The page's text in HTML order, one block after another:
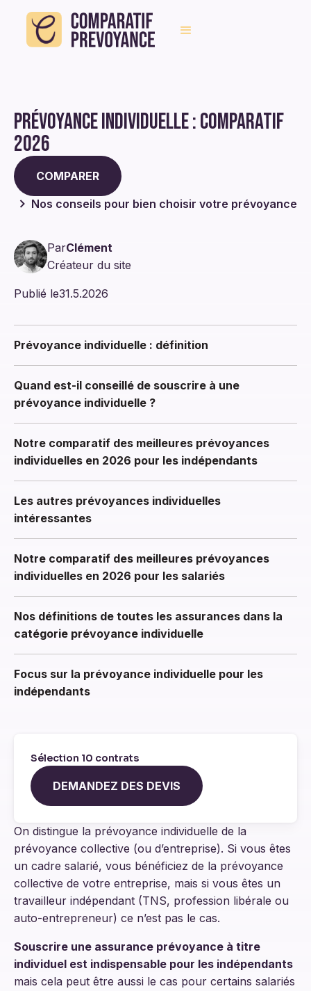
Prévoyance individuelle : comparatif
2026
COMPARER
Nos conseils pour bien choisir votre prévoyance
ParClément
Créateur du site
Publié le31.5.2026
Prévoyance individuelle : définition
Quand est-il conseillé de souscrire à une
prévoyance individuelle ?
Notre comparatif des meilleures prévoyances
individuelles en 2026 pour les indépendants
Les autres prévoyances individuelles
intéressantes
Notre comparatif des meilleures prévoyances
individuelles en 2026 pour les salariés
Nos définitions de toutes les assurances dans la
catégorie prévoyance individuelle
Focus sur la prévoyance individuelle pour les
indépendants
Sélection 10 contrats
DEMANDEZ DES DEVIS
On distingue la prévoyance individuelle de la
prévoyance collective (ou d’entreprise). Si vous êtes
un cadre salarié, vous bénéficiez de la prévoyance
collective de votre entreprise, mais si vous êtes un
travailleur indépendant (TNS, profession libérale ou
auto-entrepreneur) ce n’est pas le cas.
Souscrire une assurance prévoyance à titre
individuel est indispensable pour les indépendants
mais cela peut être aussi le cas pour certains salariés